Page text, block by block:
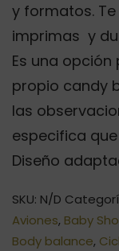
y formatos. Te
imprimas y
Es una
propio candy
las
especifica
Diseño
SKU: N/D
Aviones, Baby
Body balance,